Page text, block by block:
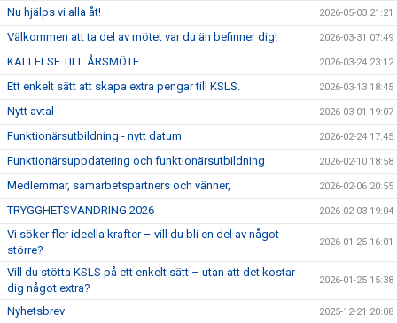
Nu hjälps vi alla åt! 2026-05-03 21:21
Välkommen att ta del av mötet var du än befinner dig! 2026-03-31 07:49
KALLELSE TILL ÅRSMÖTE 2026-03-24 23:12
Ett enkelt sätt att skapa extra pengar till KSLS. 2026-03-13 18:45
Nytt avtal 2026-03-01 19:07
Funktionärsutbildning - nytt datum 2026-02-24 17:45
Funktionärsuppdatering och funktionärsutbildning 2026-02-10 18:58
Medlemmar, samarbetspartners och vänner, 2026-02-06 20:55
TRYGGHETSVANDRING 2026 2026-02-03 19:04
Vi söker fler ideella krafter – vill du bli en del av något
större?
2026-01-25 16:01
Vill du stötta KSLS på ett enkelt sätt – utan att det kostar
dig något extra?
2026-01-25 15:38
Nyhetsbrev 2025-12-21 20:08